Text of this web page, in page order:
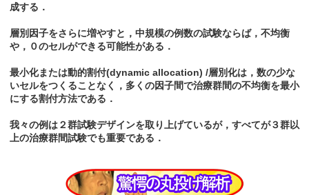
成する．
層別因子をさらに増やすと，中規模の例数の試験ならば，不均衡
や，０のセルができる可能性がある．
最小化または動的割付(dynamic allocation) /層別化は，数の少な
いセルをつくることなく，多くの因子間で治療群間の不均衡を最小
にする割付方法である．
我々の例は２群試験デザインを取り上げているが，すべてが３群以
上の治療群間試験でも重要である．